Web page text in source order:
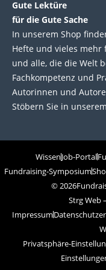
Gute Lektüre
für die Gute Sache
In unserem Shop
Hefte und vieles mehr
und alle, die die Welt
Fachkompetenz und
Autorinnen und
Stöbern Sie in
WissenJob-Portal
Fundraising-Symposium
© 2026
Strg Web
Impressum
Privatsphäre-